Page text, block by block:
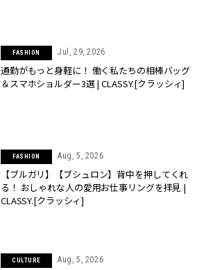
FASHION Jul, 29, 2026
通勤がもっと身軽に！ 働く私たちの相棒バッグ
＆スマホショルダー3選 | CLASSY.[クラッシィ]
FASHION Aug, 5, 2026
【ブルガリ】【ブシュロン】背中を押してくれ
る！ おしゃれな人の愛用お仕事リングを拝見 |
CLASSY.[クラッシィ]
CULTURE Aug, 5, 2026